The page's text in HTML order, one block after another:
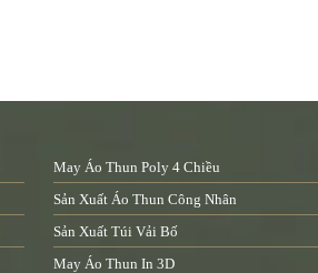
May Áo Thun Poly 4 Chiều
Sản Xuất Áo Thun Công Nhân
Sản Xuất Túi Vải Bố
May Áo Thun In 3D